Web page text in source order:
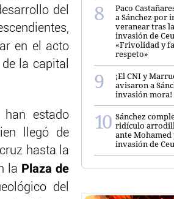
del
en el acto
la capital
estado
llegó de
hasta la
la Plaza de
del
Paco
a Sánchez por
veranear tras la
invasión de
«Frivolidad y
respeto»
¡El CNI y
avisaron a
invasión mora!
Sánchez
ridículo
ante Mohamed
invasión de